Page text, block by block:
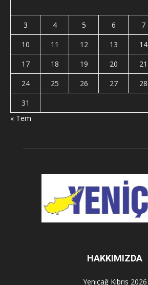
3
4 5 6 7
10
11 12 13 14
17
18 19 20 21
24
25 26 27 28
31
« Tem
HAKKIMIZDA
Yeniçağ Kıbrıs 2026